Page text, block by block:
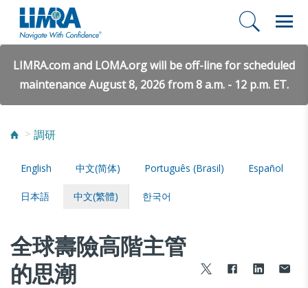
LIMRA.com and LOMA.org will be off-line for scheduled
maintenance August 8, 2026 from 8 a.m. - 12 p.m. ET.
調研
English 中文(简体) Português (Brasil) Español
日本語 中文(繁體) 한국어
全球壽險高階主管
的思潮